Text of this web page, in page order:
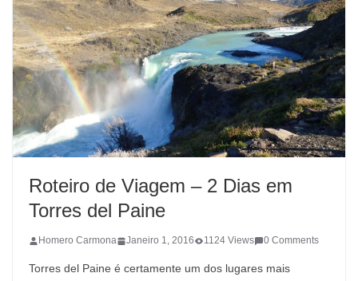
Roteiro de Viagem – 2 Dias em
Torres del Paine
Homero Carmona Janeiro 1, 2016 1124 Views 0 Comments
Torres del Paine é certamente um dos lugares mais